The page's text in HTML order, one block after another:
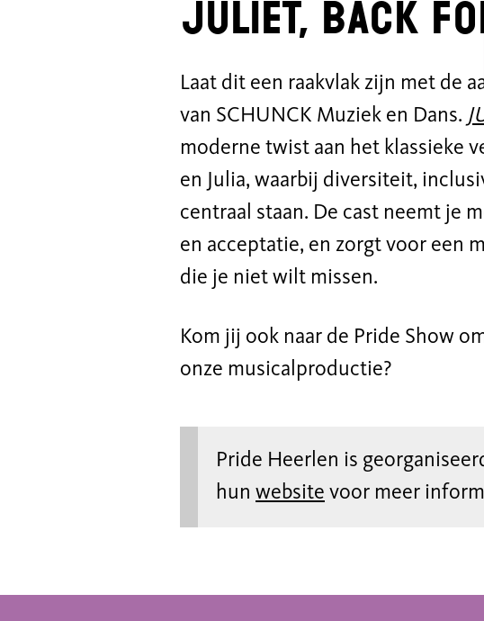
JULIET, back
Laat dit een raakvlak zijn met de
van SCHUNCK Muziek en Dans.
moderne twist aan het klassieke
en Julia, waarbij diversiteit,
centraal staan. De cast neemt je
en acceptatie, en zorgt voor een
die je niet wilt missen.
Kom jij ook naar de Pride Show
onze musicalproductie?
Pride Heerlen is
hun website voor meer